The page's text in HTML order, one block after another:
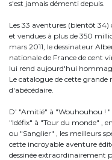
s'est jamais démenti depuis.
Les 33 aventures (bientôt
et vendues à plus de 350
mars 2011, le dessinateur
nationale de France de cent
lui rend aujourd'hui
Le catalogue de cette
d'abécédaire.
D' "Amitié" à "Wouhouhou !
"Idéfix" à "Tour du monde" ,
ou "Sanglier" , les meilleurs
cette incroyable aventure
dessinée extraordinairement